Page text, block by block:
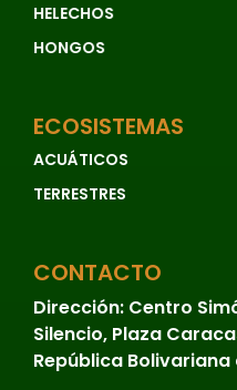
HELECHOS
HONGOS
ECOSISTEMAS
ACUÁTICOS
TERRESTRES
CONTACTO
Dirección: Centro
Silencio, Plaza
República